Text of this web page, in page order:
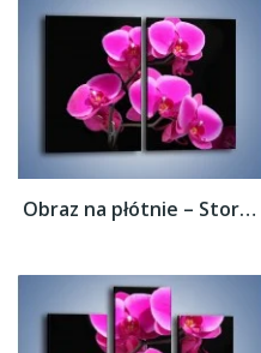
Obraz na płótnie – Storczyk nocą –...